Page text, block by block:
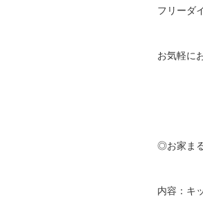
フリーダ
お気軽に
◎お家ま
内容：キ